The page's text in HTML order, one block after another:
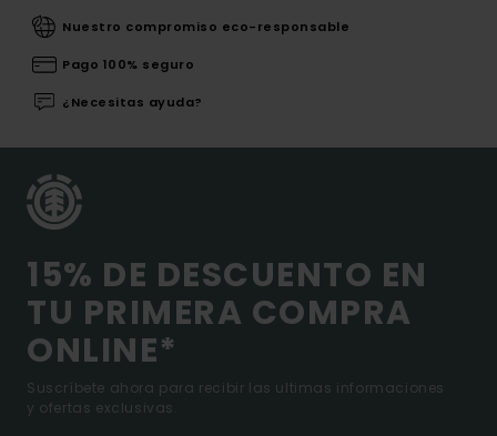
Nuestro compromiso eco-responsable
Pago 100% seguro
¿Necesitas ayuda?
15% DE DESCUENTO EN
TU PRIMERA COMPRA
ONLINE*
Suscríbete ahora para recibir las ultimas informaciones
y ofertas exclusivas.